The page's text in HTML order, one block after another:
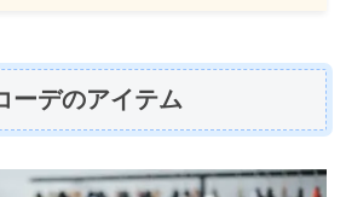
ーデのアイテム